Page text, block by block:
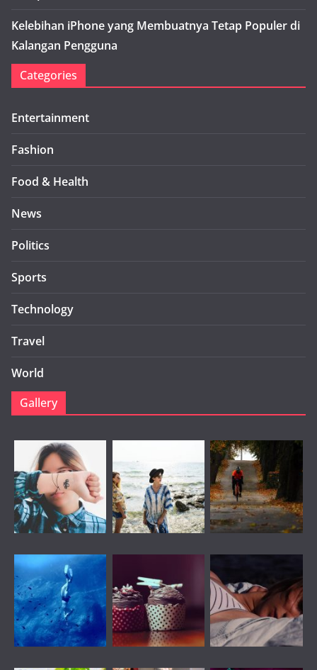
Kelebihan iPhone yang Membuatnya Tetap Populer di
Kalangan Pengguna
Categories
Entertainment
Fashion
Food & Health
News
Politics
Sports
Technology
Travel
World
Gallery